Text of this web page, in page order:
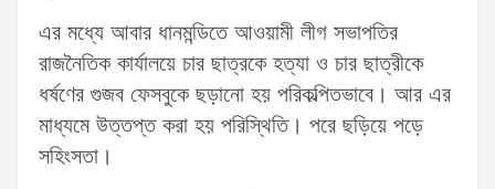
এর মধ্যে আবার ধানমন্ডিতে আওয়ামী লীগ সভাপতির
রাজনৈতিক কার্যালয়ে চার ছাত্রকে হত্যা ও চার ছাত্রীকে
ধর্ষণের গুজব ফেসবুকে ছড়ানো হয় পরিকল্পিতভাবে। আর এর
মাধ্যমে উত্তপ্ত করা হয় পরিস্থিতি। পরে ছড়িয়ে পড়ে
সহিংসতা।